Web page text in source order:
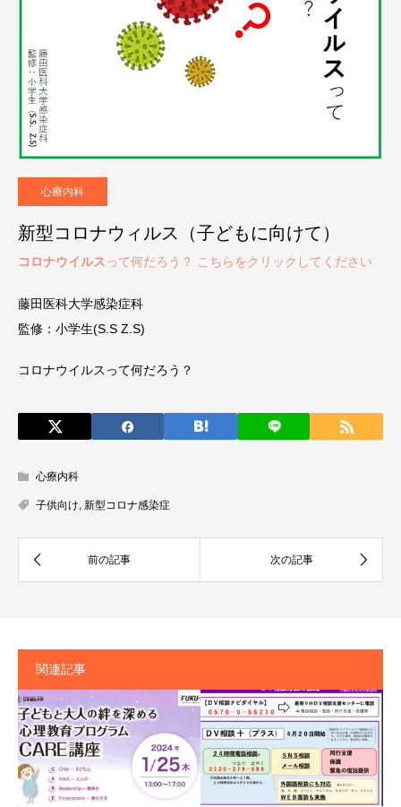
心療内科
新型コロナウィルス（子どもに向けて）
コロナウイルスって何だろう？ こちらをクリックしてください
藤田医科大学感染症科
監修：小学生(S.S Z.S)
コロナウイルスって何だろう？
心療内科
子供向け, 新型コロナ感染症
関連記事